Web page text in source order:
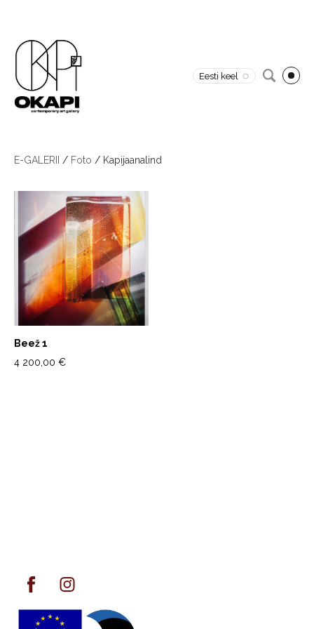
Eesti keel
E-GALERII / Foto / Kapijaanalind
Beež 1
4 200,00 €